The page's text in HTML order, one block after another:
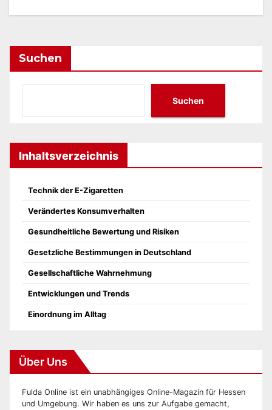
Suchen
Suchen
Inhaltsverzeichnis
Technik der E-Zigaretten
Verändertes Konsumverhalten
Gesundheitliche Bewertung und Risiken
Gesetzliche Bestimmungen in Deutschland
Gesellschaftliche Wahrnehmung
Entwicklungen und Trends
Einordnung im Alltag
Über Uns
Fulda Online ist ein unabhängiges Online-Magazin für Hessen
und Umgebung. Wir haben es uns zur Aufgabe gemacht,